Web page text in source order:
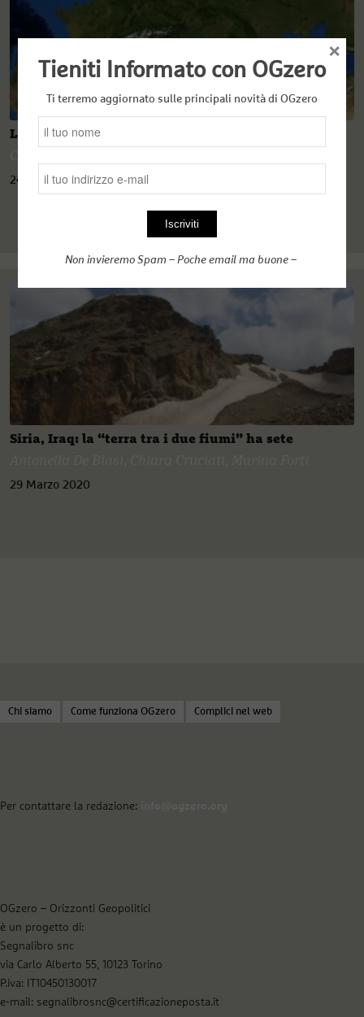
La spartizione delle risorse nel Mediterraneo
24 Luglio 2020
Siria, Iraq: la “terra tra i due fiumi” ha sete
29 Marzo 2020
Chi siamo Come funziona OGzero Complici nel web
Per contattare la redazione:
OGzero – Orizzonti Geopolitici
è un progetto di:
Segnalibro snc
via Carlo Alberto 55, 10123 Torino
P.iva: IT10450130017
e-mail: segnalibrosnc@certificazioneposta.it
Tieniti Informato con OGzero
Ti terremo aggiornato sulle principali novità di OGzero
Non invieremo Spam – Poche email ma buone –
×